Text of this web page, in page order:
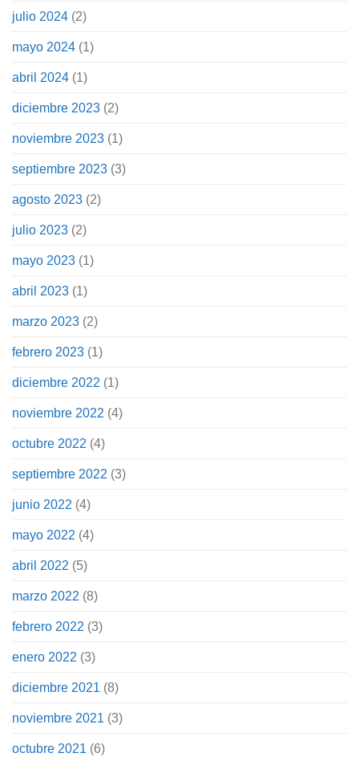
julio 2024 (2)
mayo 2024 (1)
abril 2024 (1)
diciembre 2023 (2)
noviembre 2023 (1)
septiembre 2023 (3)
agosto 2023 (2)
julio 2023 (2)
mayo 2023 (1)
abril 2023 (1)
marzo 2023 (2)
febrero 2023 (1)
diciembre 2022 (1)
noviembre 2022 (4)
octubre 2022 (4)
septiembre 2022 (3)
junio 2022 (4)
mayo 2022 (4)
abril 2022 (5)
marzo 2022 (8)
febrero 2022 (3)
enero 2022 (3)
diciembre 2021 (8)
noviembre 2021 (3)
octubre 2021 (6)